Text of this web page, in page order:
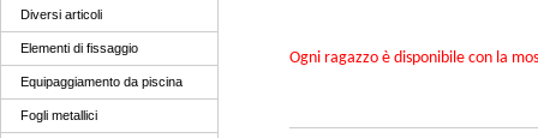
Diversi articoli
Elementi di fissaggio
Equipaggiamento da piscina
Fogli metallici
Ogni ragazzo è disponibile con la